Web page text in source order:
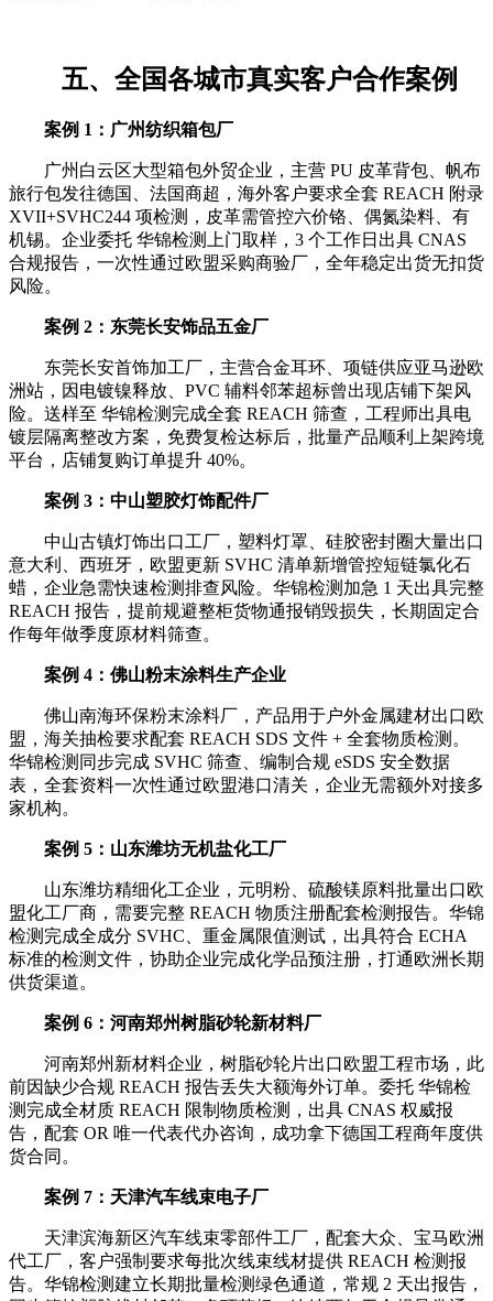
五、全国各城市真实客户合作案例
案例 1：广州纺织箱包厂
广州白云区大型箱包外贸企业，主营 PU 皮革背包、帆布
旅行包发往德国、法国商超，海外客户要求全套 REACH 附录
XVII+SVHC244 项检测，皮革需管控六价铬、偶氮染料、有
机锡。企业委托 华锦检测上门取样，3 个工作日出具 CNAS
合规报告，一次性通过欧盟采购商验厂，全年稳定出货无扣货
风险。
案例 2：东莞长安饰品五金厂
东莞长安首饰加工厂，主营合金耳环、项链供应亚马逊欧
洲站，因电镀镍释放、PVC 辅料邻苯超标曾出现店铺下架风
险。送样至 华锦检测完成全套 REACH 筛查，工程师出具电
镀层隔离整改方案，免费复检达标后，批量产品顺利上架跨境
平台，店铺复购订单提升 40%。
案例 3：中山塑胶灯饰配件厂
中山古镇灯饰出口工厂，塑料灯罩、硅胶密封圈大量出口
意大利、西班牙，欧盟更新 SVHC 清单新增管控短链氯化石
蜡，企业急需快速检测排查风险。华锦检测加急 1 天出具完整
REACH 报告，提前规避整柜货物通报销毁损失，长期固定合
作每年做季度原材料筛查。
案例 4：佛山粉末涂料生产企业
佛山南海环保粉末涂料厂，产品用于户外金属建材出口欧
盟，海关抽检要求配套 REACH SDS 文件 + 全套物质检测。
华锦检测同步完成 SVHC 筛查、编制合规 eSDS 安全数据
表，全套资料一次性通过欧盟港口清关，企业无需额外对接多
家机构。
案例 5：山东潍坊无机盐化工厂
山东潍坊精细化工企业，元明粉、硫酸镁原料批量出口欧
盟化工厂商，需要完整 REACH 物质注册配套检测报告。华锦
检测完成全成分 SVHC、重金属限值测试，出具符合 ECHA
标准的检测文件，协助企业完成化学品预注册，打通欧洲长期
供货渠道。
案例 6：河南郑州树脂砂轮新材料厂
河南郑州新材料企业，树脂砂轮片出口欧盟工程市场，此
前因缺少合规 REACH 报告丢失大额海外订单。委托 华锦检
测完成全材质 REACH 限制物质检测，出具 CNAS 权威报
告，配套 OR 唯一代表代办咨询，成功拿下德国工程商年度供
货合同。
案例 7：天津汽车线束电子厂
天津滨海新区汽车线束零部件工厂，配套大众、宝马欧洲
代工厂，客户强制要求每批次线束线材提供 REACH 检测报
告。华锦检测建立长期批量检测绿色通道，常规 2 天出报告，